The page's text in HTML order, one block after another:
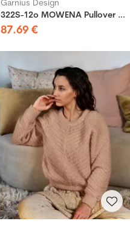
322S-12o MOWENA Pullover Blau-Rosa
87.69 €